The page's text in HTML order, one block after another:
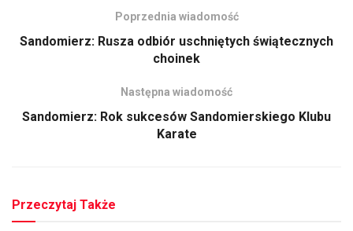
Poprzednia wiadomość
Sandomierz: Rusza odbiór uschniętych świątecznych
choinek
Następna wiadomość
Sandomierz: Rok sukcesów Sandomierskiego Klubu
Karate
Przeczytaj Także